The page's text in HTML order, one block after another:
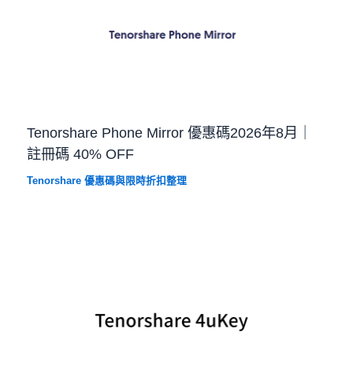
Tenorshare Phone Mirror 優惠碼2026年8月｜
註冊碼 40% OFF
Tenorshare 優惠碼與限時折扣整理